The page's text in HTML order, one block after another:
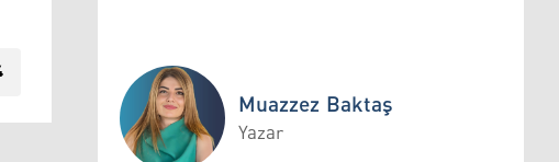
Muazzez Baktaş
Yazar